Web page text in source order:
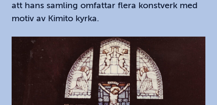
att hans samling omfattar flera konstverk med
motiv av Kimito kyrka.